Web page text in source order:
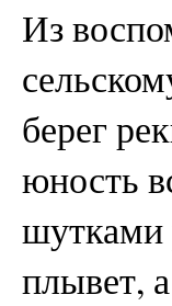
Из
берег
юность
шутками
плывет,